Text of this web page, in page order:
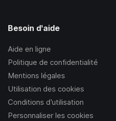
Besoin d'aide
Aide en ligne
Politique de confidentialité
Mentions légales
Utilisation des cookies
Conditions d’utilisation
Personnaliser les cookies